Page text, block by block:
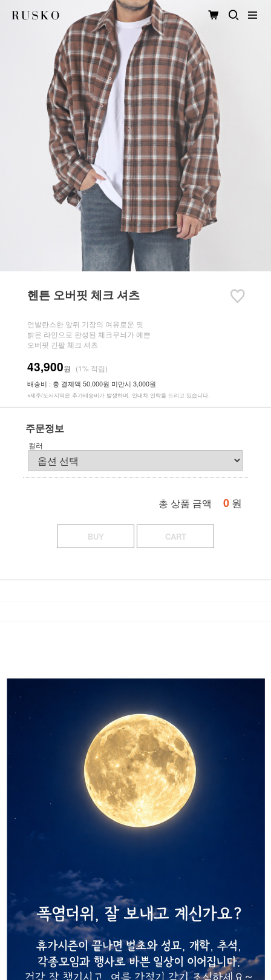
헨튼 오버핏 체크 셔츠
언발란스한 앞뒤 기장의 여유로운 핏
밝은 라인으로 완성된 체크무늬가 예쁜
오버핏 긴팔 체크 셔츠
43,900원 (1% 적립)
배송비 : 총 결제액 50,000원 미만시 3,000원
※제주/도서지역은 추가배송비가 발생하며, 안내차 연락을 드리고 있습니다.
주문정보
컬러
총 상품 금액 0 원
BUY CART